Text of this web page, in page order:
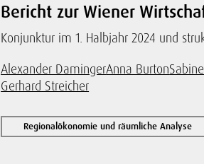
Bericht zur Wiener
Konjunktur im 1. Halbjahr 2024 und
Alexander DamingerAnna Burton
Gerhard Streicher
Regionalökonomie und räumliche Analyse